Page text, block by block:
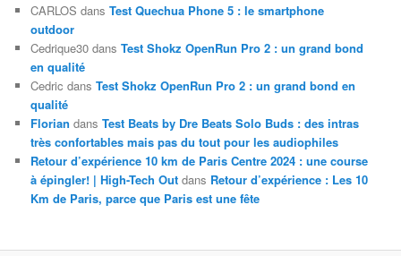
CARLOS dansTest Quechua Phone 5 : le smartphone
outdoor
Cedrique30 dansTest Shokz OpenRun Pro 2 : un grand bond
en qualité
Cedric dansTest Shokz OpenRun Pro 2 : un grand bond en
qualité
Florian dansTest Beats by Dre Beats Solo Buds : des intras
très confortables mais pas du tout pour les audiophiles
Retour d’expérience 10 km de Paris Centre 2024 : une course
à épingler! | High-Tech Out dans Retour d’expérience : Les 10
Km de Paris, parce que Paris est une fête